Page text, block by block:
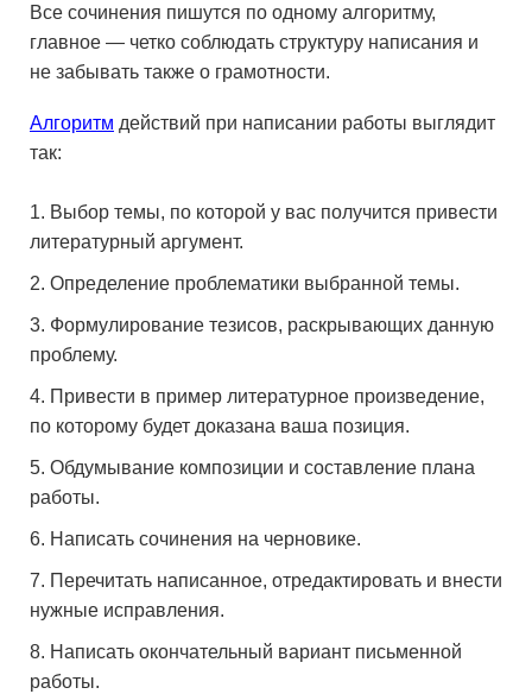
Все сочинения пишутся по одному алгоритму,
главное — четко соблюдать структуру написания и
не забывать также о грамотности.
Алгоритм действий при написании работы выглядит
так:
Выбор темы, по которой у вас получится привести
литературный аргумент.
Определение проблематики выбранной темы.
Формулирование тезисов, раскрывающих данную
проблему.
Привести в пример литературное произведение,
по которому будет доказана ваша позиция.
Обдумывание композиции и составление плана
работы.
Написать сочинения на черновике.
Перечитать написанное, отредактировать и внести
нужные исправления.
Написать окончательный вариант письменной
работы.